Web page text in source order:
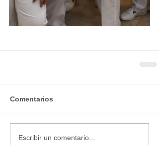
Comentarios
Escribir un comentario...